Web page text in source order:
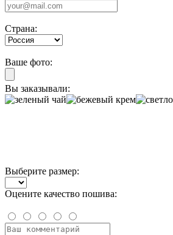
Страна:
Ваше фото:
Вы заказывали:
Выберите размер:
Оцените качество пошива: